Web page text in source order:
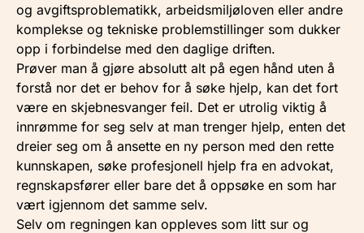
og avgiftsproblematikk, arbeidsmiljøloven eller andre
komplekse og tekniske problemstillinger som dukker
opp i forbindelse med den daglige driften.
Prøver man å gjøre absolutt alt på egen hånd uten å
forstå nor det er behov for å søke hjelp, kan det fort
være en skjebnesvanger feil. Det er utrolig viktig å
innrømme for seg selv at man trenger hjelp, enten det
dreier seg om å ansette en ny person med den rette
kunnskapen, søke profesjonell hjelp fra en advokat,
regnskapsfører eller bare det å oppsøke en som har
vært igjennom det samme selv.
Selv om regningen kan oppleves som litt sur og